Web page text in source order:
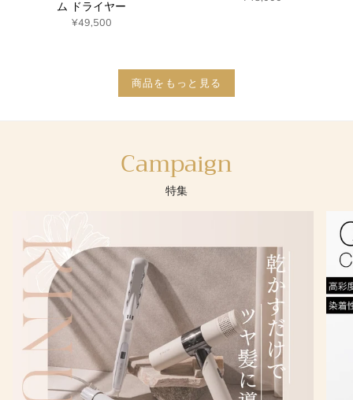
ム ドライヤー
¥49,500
商品をもっと見る
Campaign
特集